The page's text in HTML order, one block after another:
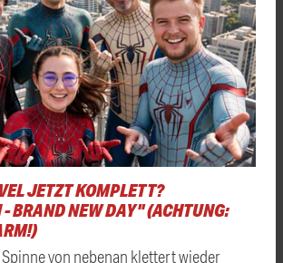
JETZT KOMPLETT?
BRAND NEW DAY" (ACHTUNG:
von nebenan klettert wieder